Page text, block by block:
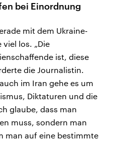
bei Einordnung
mit dem Ukraine-
viel los. „Die
ist, diese
die Journalistin.
im Iran gehe es um
Diktaturen und die
glaube, dass man
muss, sondern man
man auf eine bestimmte